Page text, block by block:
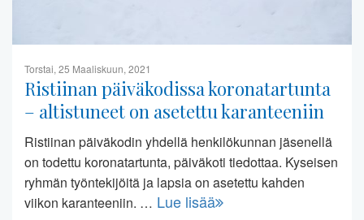
Torstai, 25 Maaliskuun, 2021
Ristiinan päiväkodissa koronatartunta
– altistuneet on asetettu karanteeniin
Ristiinan päiväkodin yhdellä henkilökunnan jäsenellä
on todettu koronatartunta, päiväkoti tiedottaa. Kyseisen
ryhmän työntekijöitä ja lapsia on asetettu kahden
viikon karanteeniin. … Lue lisää